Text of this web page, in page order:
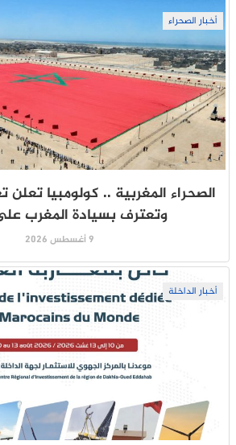
أخبار الصحراء
الصحراء المغربية .. كولومبيا
وتعترف بسيادة المغرب
9 أغسطس 2026
أخبار الداخلة